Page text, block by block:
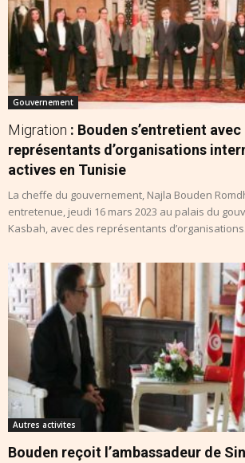
Gouvernement
Migration : Bouden s’entretient avec
représentants d’organisations
actives en Tunisie
La cheffe du gouvernement, Najla Bouden
entretenue, jeudi 16 mars 2023 au palais du
Kasbah, avec des représentants
Autres activites
Bouden reçoit l’ambassadeur de